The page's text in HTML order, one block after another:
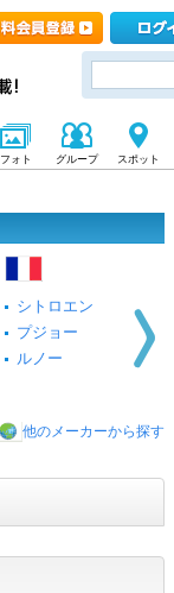
フォト グループ スポット
シトロエン
プジョー
ルノー
他のメーカーから探す